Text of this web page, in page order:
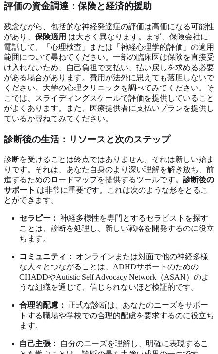
評価の資金調達：保険と経済的援助
残念ながら、包括的な神経発達症の評価は高価になる可能性
があり、 保険適用 は大きく異なります。まず、保険会社に
電話して、「心理検査」または「神経心理学的評価」の適用
範囲について尋ねてください。一部の臨床医は保険を直接受
け入れないため、自己負担で支払い、払い戻しを求める必要
がある場合があります。費用が法外に思えても落胆しないで
ください。大学の心理クリニックを調べてみてください。そ
こでは、スライディングスケールで評価を提供していること
がよくあります。また、医療提供者に支払いプランを提供し
ているか尋ねてみてください。
診断後の生活：リソースと次のステップ
診断を受けることは終点ではありません。それは新しい始ま
りです。それは、あなた自身のより深い理解を解き放ち、前
進するためのロードマップを提供するツールです。 診断後の
サポート は非常に重要です。これは次のような形をとるこ
とができます。
セラピー： 神経多様性を専門とするセラピストを探す
ことは、診断を処理し、新しい戦略を開発するのに役立
ちます。
コミュニティ：
オンラインまたは対面で他の神経多様
な人々とつながることは、ADHDサポートのための
CHADDやAutistic Self Advocacy Network（ASAN）のよ
うな組織を通じて、信じられないほど検証的です。
合理的配慮：
正式な診断は、あなたのニーズをサポー
トする職場や学校での合理的配慮を要求するのに役立ち
ます。
自己主張：
自分のニーズを理解し、明確に表現するこ